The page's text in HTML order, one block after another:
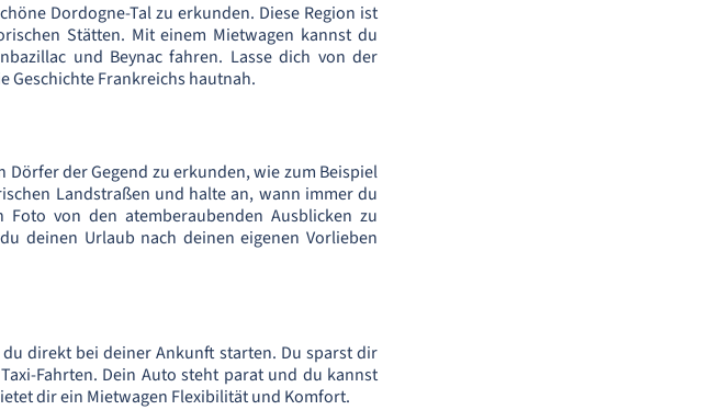
Dordogne-Tal zu erkunden. Diese Region ist
Stätten. Mit einem Mietwagen kannst du
und Beynac fahren. Lasse dich von der
Geschichte Frankreichs hautnah.
der Gegend zu erkunden, wie zum Beispiel
Landstraßen und halte an, wann immer du
von den atemberaubenden Ausblicken zu
deinen Urlaub nach deinen eigenen Vorlieben
direkt bei deiner Ankunft starten. Du sparst dir
Fahrten. Dein Auto steht parat und du kannst
dir ein Mietwagen Flexibilität und Komfort.